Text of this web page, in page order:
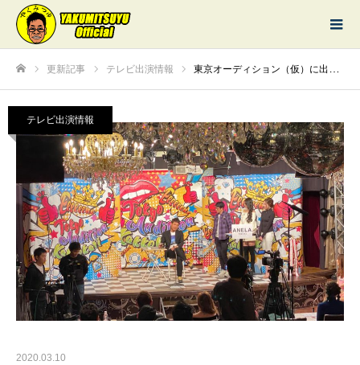
更新記事 テレビ出演情報 東京オーディション（仮）に出演しました
テレビ出演情報
2020.03.10